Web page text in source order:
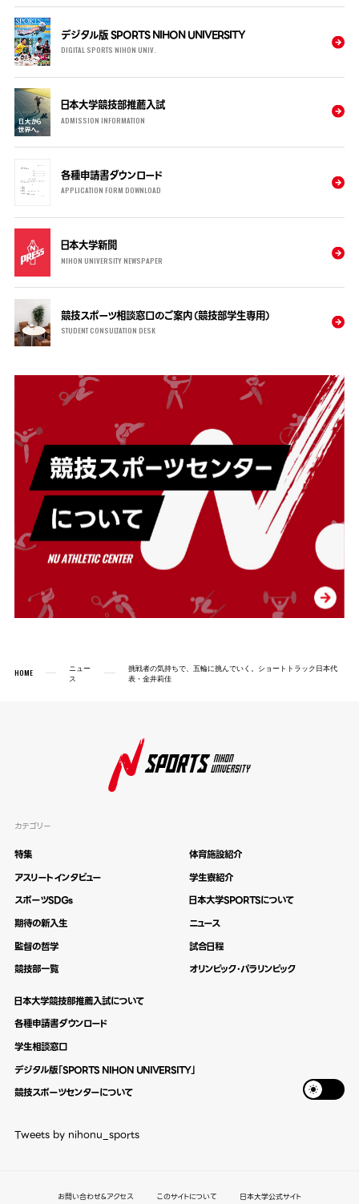
デジタル版 SPORTS NIHON UNIVERSITY
DIGITAL SPORTS NIHON UNIV.
日本大学競技部推薦入試
ADMISSION INFORMATION
各種申請書ダウンロード
APPLICATION FORM DOWNLOAD
日本大学新聞
NIHON UNIVERSITY NEWSPAPER
競技スポーツ相談窓口のご案内（競技部学生専用）
STUDENT CONSULTATION DESK
HOME
ニュー
ス
挑戦者の気持ちで、五輪に挑んでいく。ショートトラック日本代
表・金井莉佳
カテゴリー
特集
アスリートインタビュー
スポーツSDGs
期待の新入生
監督の哲学
競技部一覧
体育施設紹介
学生寮紹介
日本大学SPORTSについて
ニュース
試合日程
オリンピック・パラリンピック
日本大学競技部推薦入試について
各種申請書ダウンロード
学生相談窓口
デジタル版「SPORTS NIHON UNIVERSITY」
競技スポーツセンターについて
Tweets by nihonu_sports
お問い合わせ&アクセス このサイトについて 日本大学公式サイト